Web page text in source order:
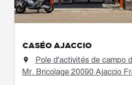
CASÉO AJACCIO

Pole d'activités de campo
Mr. Bricolage 20090 Ajaccio